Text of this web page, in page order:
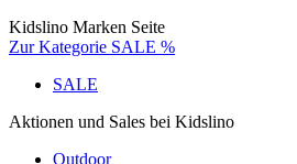
Kidslino Marken Seite
Zur Kategorie SALE %
SALE
Aktionen und Sales bei Kidslino
Outdoor